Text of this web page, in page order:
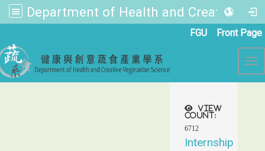
Department of Health and Creative Vegetarian Science
FGU Front Page
View
count:
6712
Internship